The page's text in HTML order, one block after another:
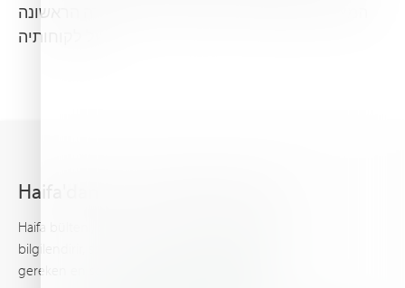
המציב את המשביר לחקלאי בע""מ כבחירה הראשונה
Haifa'dan en son haberleri alın
Haifa bülteni, gelişmiş bitki besleme hakkında sizi
bilgilendirir, sizin ve ürünleriniz için bilinmesi
gereken en son haberleri ve olayları sunar.